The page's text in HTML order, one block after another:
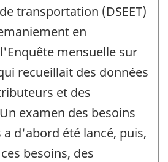
transportation (DSEET)
en
mensuelle sur
recueillait des données
et des
examen des besoins
d'abord été lancé, puis,
besoins, des